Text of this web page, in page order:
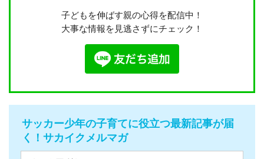
子どもを伸ばす親の心得を配信中！
大事な情報を見逃さずにチェック！
サッカー少年の子育てに役立つ最新記事が届
く！サカイクメルマガ